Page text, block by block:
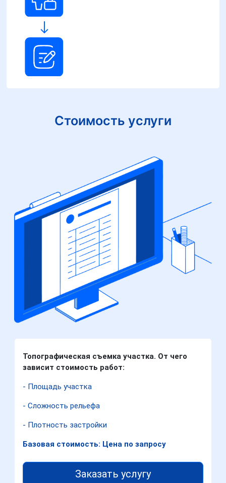
Стоимость услуги
Топографическая съемка участка. От чего
зависит стоимость работ:
- Площадь участка
- Сложность рельефа
- Плотность застройки
Базовая стоимость: Цена по запросу
Заказать услугу